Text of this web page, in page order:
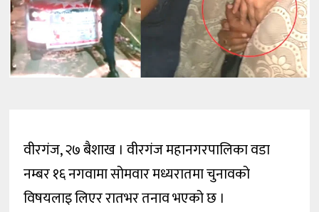
वीरगंज, २७ बैशाख । वीरगंज महानगरपालिका वडा
नम्बर १६ नगवामा सोमवार मध्यरातमा चुनावको
विषयलाइ लिएर रातभर तनाव भएको छ ।